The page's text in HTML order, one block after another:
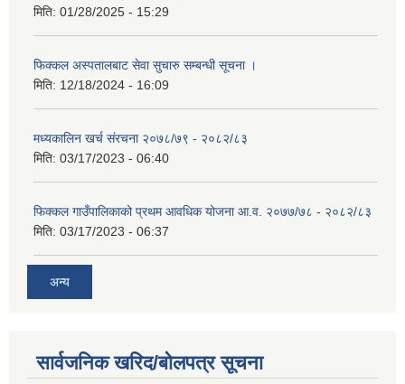
मिति: 01/28/2025 - 15:29
फिक्कल अस्पतालबाट सेवा सुचारु सम्बन्धी सूचना ।
मिति: 12/18/2024 - 16:09
मध्यकालिन खर्च संरचना २०७८/७९ - २०८२/८३
मिति: 03/17/2023 - 06:40
फिक्कल गाउँपालिकाको प्रथम आवधिक योजना आ.व. २०७७/७८ - २०८२/८३
मिति: 03/17/2023 - 06:37
अन्य
सार्वजनिक खरिद/बोलपत्र सूचना